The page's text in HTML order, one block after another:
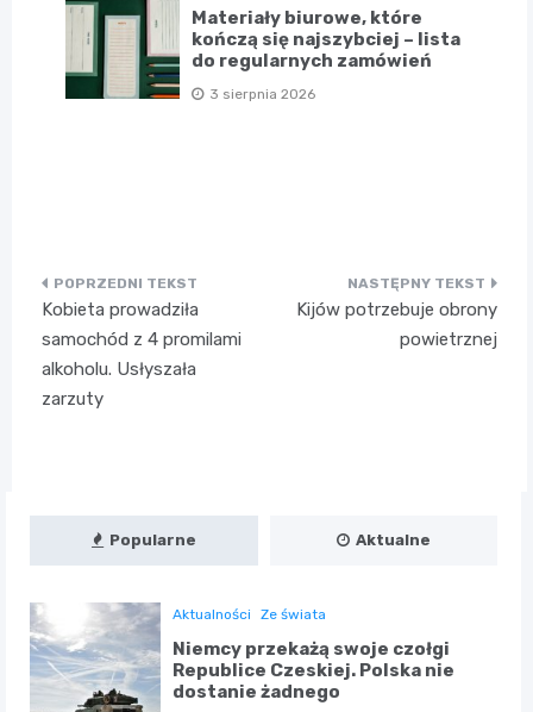
Materiały biurowe, które
kończą się najszybciej – lista
do regularnych zamówień
3 sierpnia 2026
Nawigacja
wpisu
Kobieta prowadziła
samochód z 4 promilami
alkoholu. Usłyszała
zarzuty
Kijów potrzebuje obrony
powietrznej
Popularne Aktualne
Aktualności Ze świata
Niemcy przekażą swoje czołgi
Republice Czeskiej. Polska nie
dostanie żadnego